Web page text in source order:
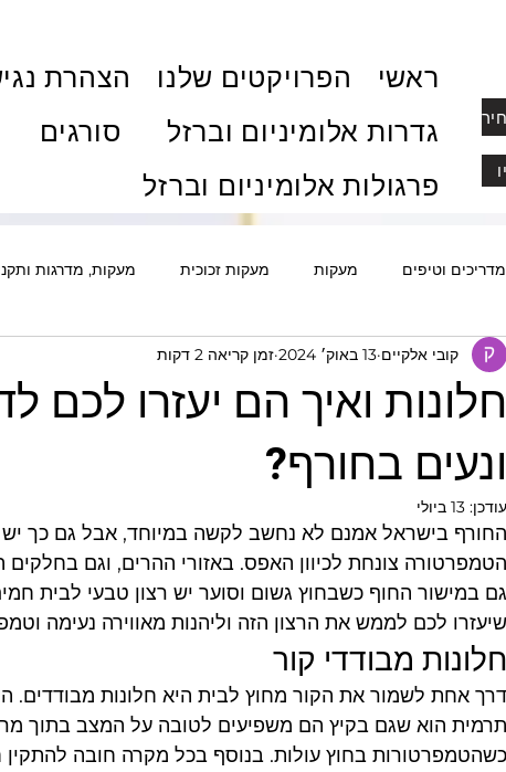
ראשי הפרויקטים שלנו הצהרת
גדרות אלומיניום וברזל
סורגים
פרגולות אלומיניום וברזל
מדריכים וטיפים מעקות מעקות זכוכית מעקות, מדרגות
ומעוצבים סורגים אלומיניום סורגים ואבטחה
פרופיל בלגי, מחיצות וויטרינות
שלך
חלונות ואיך הם יעזרו לכם
ונעים בחורף?
קובי אלקיים 13 באוק׳ 2024 זמן קריאה 2 דקות
עודכן: 13 ביולי
החורף בישראל אמנם לא נחשב לקשה במיוחד, אבל גם כך
הטמפרטורה צונחת לכיוון האפס. באזורי ההרים, וגם בחלקים
שיעזרו לכם לממש את הרצון הזה וליהנות מאווירה נעימה
חלונות מבודדי קור
דרך אחת לשמור את הקור מחוץ לבית היא חלונות מבודדים.
תרמית הוא שגם בקיץ הם משפיעים לטובה על המצב בתוך
כשהטמפרטורות בחוץ עולות. בנוסף בכל מקרה חובה